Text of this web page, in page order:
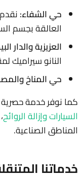
حي الشفاء:
العالقة بجسم
العزيزية والدار
النانو سيراميك
حي المناخ
كما نوفر خدمة
السيارات وإزالة الروائح
المناطق الصناعية.
خدماتنا